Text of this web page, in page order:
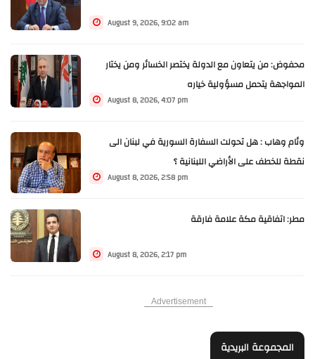
August 9, 2026, 9:02 am
محفوض: من يتعاون مع الدولة يختصر الخسائر ومن يختار
المواجهة يتحمل مسؤولية خياره
August 8, 2026, 4:07 pm
وئام وهاب : هل تحولت السفارة السورية في لبنان الى
نقطة للخطف على الأراضي اللبنانية ؟
August 8, 2026, 2:58 pm
مطر: اتفاقية مكة علامة فارقة
August 8, 2026, 2:17 pm
Advertisement
المجموعة البريدية